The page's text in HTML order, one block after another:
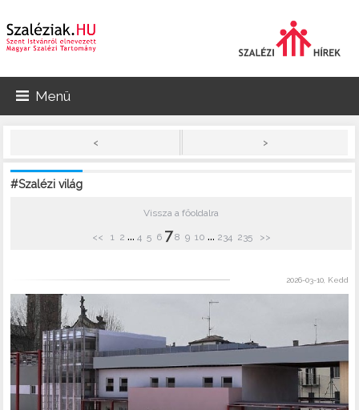
Menü
< >
#Szalézi világ
Vissza a főoldalra
<< 1 2 ... 4 5 6 7 8 9 10 ... 234 235 >>
2026-03-10, Kedd